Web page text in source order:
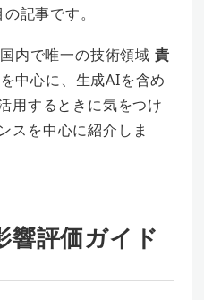
記事です。
内で唯一の技術領域 責
を中心に、生成AIを含め
用するときに気をつけ
スを中心に紹介しま
評価ガイド